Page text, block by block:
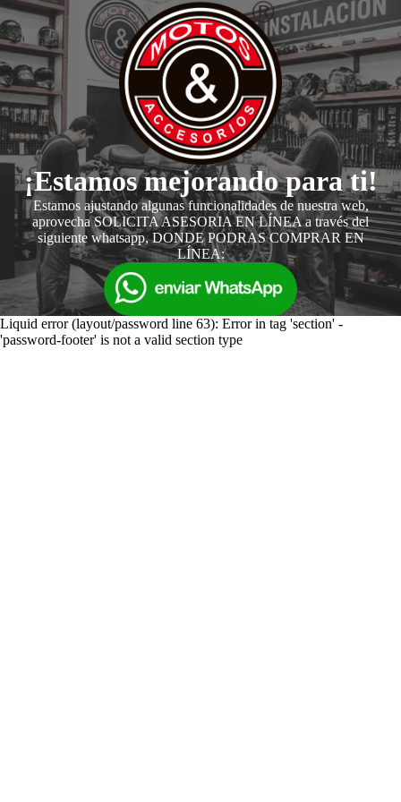
¡Estamos mejorando para ti!
Estamos ajustando algunas funcionalidades de nuestra web,
aprovecha SOLICITA ASESORIA EN LÍNEA a través del
siguiente whatsapp, DONDE PODRAS COMPRAR EN
LÍNEA:
Liquid error (layout/password line 63): Error in tag 'section' -
'password-footer' is not a valid section type